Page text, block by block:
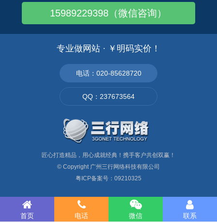
场、保障访问顺畅，海外服务器是外
相关的英文关键词，不要有特殊符
15989229398（微信咨询）
专业做网站 · ￥明码实价！
电话：020-85628720
QQ：237673564
匠心打造精品，用心成就经典！携手客户共创双赢！
© Copyright 广州三行网络科技有限公司
粤ICP备案号：09210325
首页 电话 微信 联系